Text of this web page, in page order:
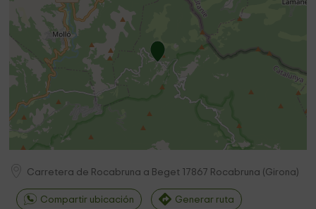
Carretera de Rocabruna a Beget 17867 Rocabruna (Girona)
Compartir ubicación Generar ruta